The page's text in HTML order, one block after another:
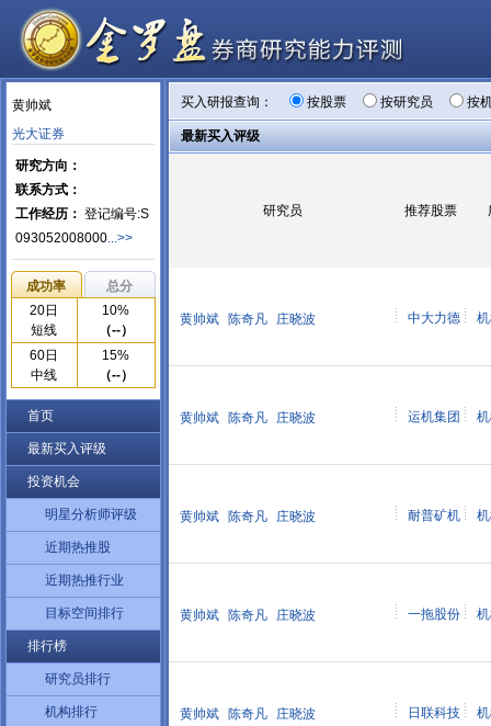
黄帅斌
光大证券
研究方向：
联系方式：
工作经历： 登记编号:S
093052008000...>>
成功率
总分
20日
短线
10%
（--）
60日
中线
15%
（--）
首页
最新买入评级
投资机会
明星分析师评级
近期热推股
近期热推行业
目标空间排行
排行榜
研究员排行
机构排行
买入研报查询： 按股票 按研究员 按
最新买入评级
研究员 推荐股票
黄帅斌 陈奇凡 庄晓波 中大力德
黄帅斌 陈奇凡 庄晓波 运机集团
黄帅斌 陈奇凡 庄晓波 耐普矿机
黄帅斌 陈奇凡 庄晓波 一拖股份
黄帅斌 陈奇凡 庄晓波 日联科技